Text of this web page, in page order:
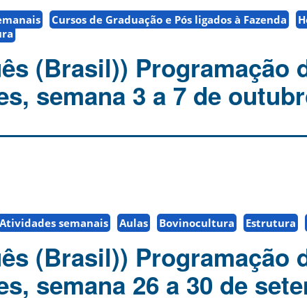
Cursos de Graduação e Pós ligados à Fazenda
(Brasil)) Programação
semana 3 a 7 de
Atividades semanais Aulas Bovinocultura Estrutura
(Brasil)) Programação
semana 26 a 30 de